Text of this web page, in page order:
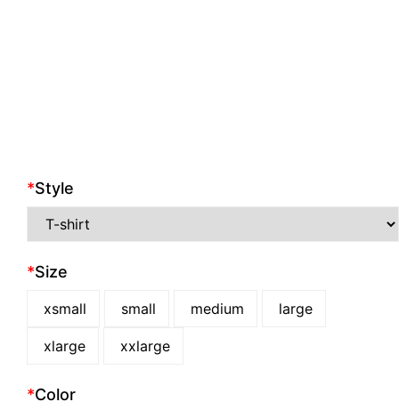
*Style
*Size
xsmall small medium large
xlarge xxlarge
*Color